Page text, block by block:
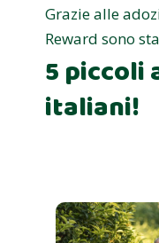
Grazie alle
Reward sono
5
italiani!